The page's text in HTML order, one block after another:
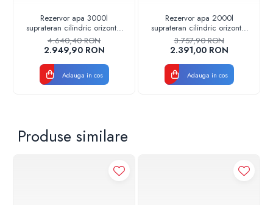
Rezervor apa 3000l
suprateran cilindric orizontal
Stockkit Valrom
49013000001
4.640,40 RON
2.949,90 RON
Adauga in cos
Rezervor apa 2000l
suprateran cilindric orizontal
Stockkit Valrom
49012000001
3.757,90 RON
2.391,00 RON
Adauga in cos
Produse similare